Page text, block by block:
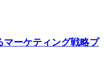
マーケティング戦略プ